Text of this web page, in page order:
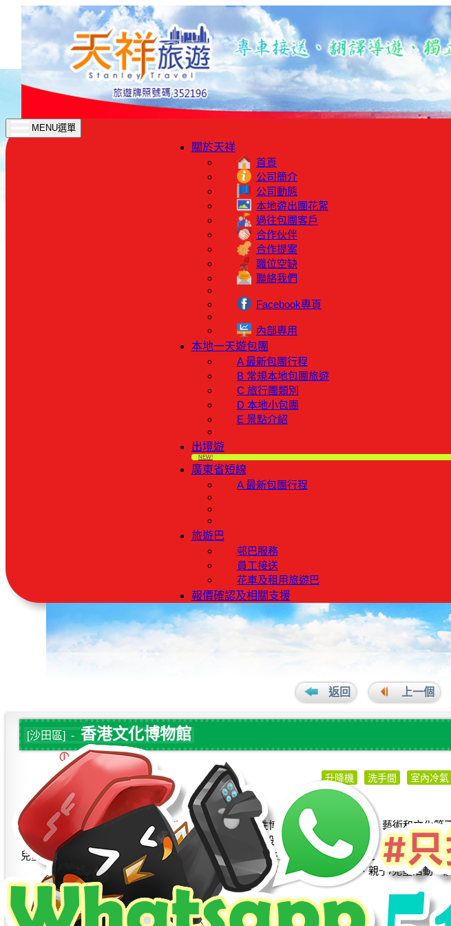
MENU選單
關於天祥
首頁
公司簡介
公司動態
本地遊出團花絮
過往包團客戶
合作伙伴
合作提案
職位空缺
聯絡我們
Facebook專頁
內部專用
本地一天遊包團
A 最新包團行程
B 常規本地包團旅遊
C 旅行團類別
D 本地小包團
E 景點介紹
出境遊
NEW!
廣東省短線
A 最新包團行程
旅遊巴
邨巴服務
員工接送
花車及租用旅遊巴
報價確認及相關支援
返回 上一個
[沙田區] -香港文化博物館
資訊:
升降機 洗手間 室內冷氣
介紹:
香港文化博物館是康樂及文化事務署轄下的一所綜合性博物館，內容涵蓋歷史、藝術和文化
之餘，還可以參與其中活動，寓學習於消閒。 在展覽設施方面，博物館設有12個展覽館，陳
兒童探知館。專題展覽館在不同時間推出多元化的展覽主題，以提高參觀者對文化藝術的興
歷史及藝術的講座、學校節目、親子/兒童活動、